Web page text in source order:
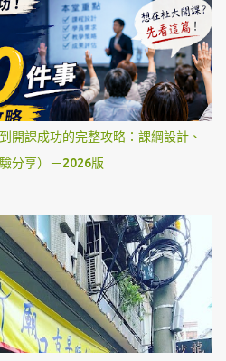
開課成功的完整攻略：課綱設計、
分享）－2026版